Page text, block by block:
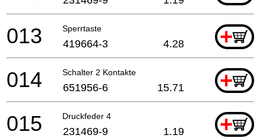
Sperrtaste +
013 419664-3 4.28
Schalter 2 Kontakte +
014 651956-6 15.71
Druckfeder 4 +
015 231469-9 1.19